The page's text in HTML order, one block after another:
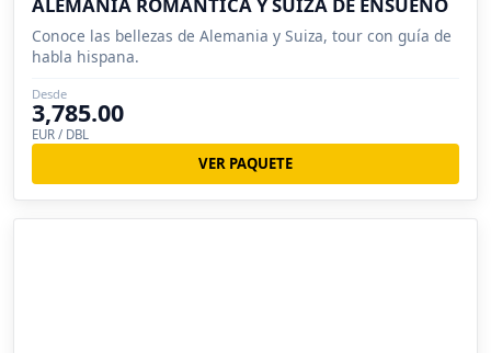
Conoce las bellezas de Alemania y Suiza, tour con guía de
habla hispana.
Desde
3,785.00
EUR / DBL
VER PAQUETE